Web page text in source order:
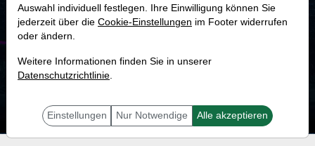
MONKEY-TRADER INDIKATOR
59.4 %
Mit 59.4 % Wahrscheinlichkeit wird selbst der unglücklichst agierende Trader
Auswahl individuell festlegen. Ihre Einwilligung können Sie
jederzeit über die Cookie-Einstellungen im Footer widerrufen
oder ändern.
Weitere Informationen finden Sie in unserer
Datenschutzrichtlinie.
Einstellungen Nur Notwendige Alle akzeptieren